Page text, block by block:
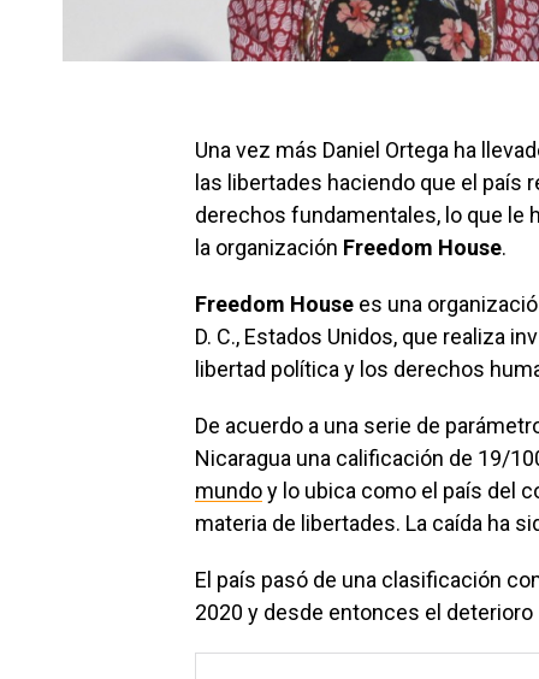
Una vez más Daniel Ortega ha
las libertades haciendo que el
derechos fundamentales, lo que le
la organización Freedom House.
Freedom House es una
D. C., Estados Unidos, que realiza
libertad política y los derechos
De acuerdo a una serie de
Nicaragua una calificación de 19/
mundoy lo ubica como el país del
materia de libertades. La caída ha
El país pasó de una clasificación
2020 y desde entonces el deterioro